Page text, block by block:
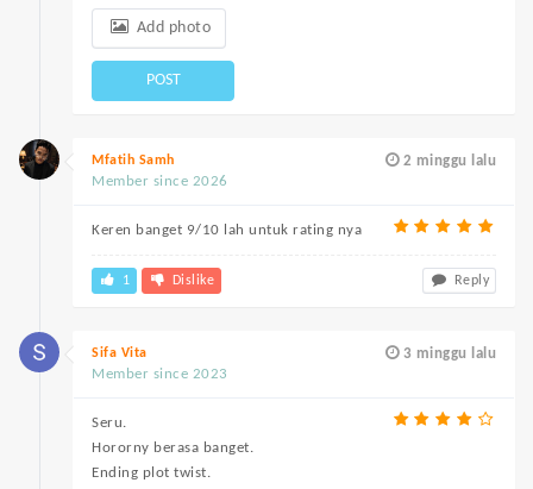
Add photo
POST
2 minggu lalu
Mfatih Samh
Member since 2026
Keren banget 9/10 lah untuk rating nya
1 Dislike Reply
3 minggu lalu
Sifa Vita
Member since 2023
Seru.
Hororny berasa banget.
Ending plot twist.